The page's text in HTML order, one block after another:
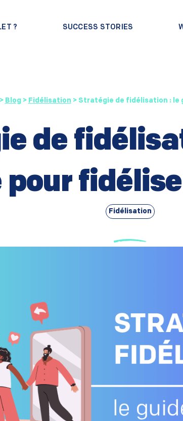
? SUCCESS STORIES
> Blog> Fidélisation > Stratégie de fidélisation : le
de
Fidélisation